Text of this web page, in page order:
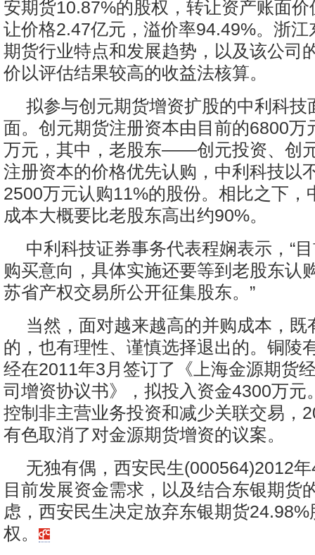
安期货10.87%的股权，转让资产账面
让价格2.47亿元，溢价率94.49%。浙江
期货行业特点和发展趋势，以及该公司
价以评估结果较高的收益法核算。
拟参与创元期货增资扩股的中利科技
面。创元期货注册资本由目前的6800万
万元，其中，老股东——创元投资、创
注册资本的价格优先认购，中利科技以
2500万元认购11%的股份。相比之下，
成本大概要比老股东高出约90%。
中利科技证券事务代表程娴表示，“
购买意向，具体实施还要等到老股东认
苏省产权交易所公开征集股东。”
当然，面对越来越高的并购成本，既
的，也有理性、谨慎选择退出的。铜陵
经在2011年3月签订了《上海金源期货
司增资协议书》，拟投入资金4300万元
控制非主营业务投资和减少关联交易，
有色取消了对金源期货增资的议案。
无独有偶，西安民生(000564)2012
目前发展资金需求，以及结合东银期货
虑，西安民生决定放弃东银期货
权。